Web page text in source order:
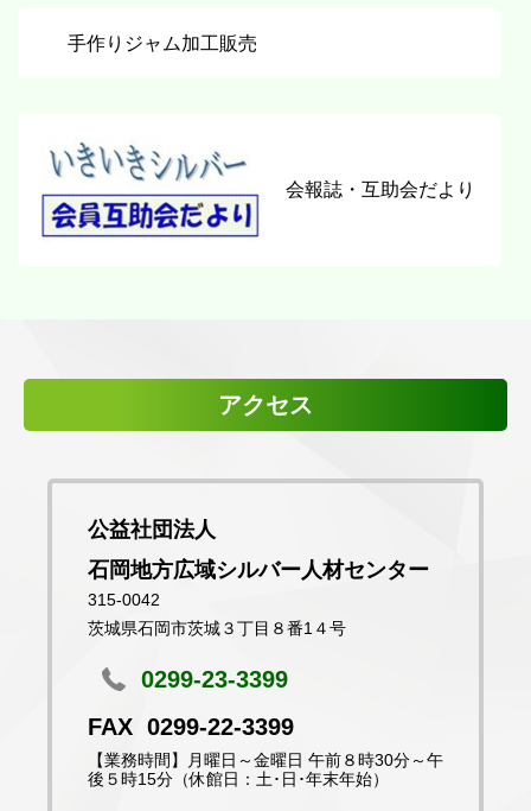
手作りジャム加工販売
会報誌・互助会だより
アクセス
公益社団法人
石岡地方広域シルバー人材センター
315-0042
茨城県石岡市茨城３丁目８番1４号
0299-23-3399
0299-22-3399
【業務時間】月曜日～金曜日 午前８時30分～午
後５時15分（休館日：土･日･年末年始）